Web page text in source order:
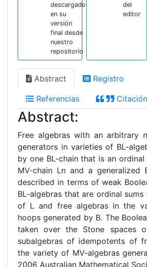
descargado
en su
versión
final desde
nuestro
repositorio
del
editor
Abstract Registro
Referencias Citación
Abstract:
Free algebras with an arbitrary
generators in varieties of BL-
by one BL-chain that is an
MV-chain Ln and a generalized
described in terms of weak
BL-algebras that are ordinal
of L and free algebras in the
hoops generated by B. The
taken over the Stone spaces
subalgebras of idempotents of
the variety of MV-algebras
2006 Australian Mathematical